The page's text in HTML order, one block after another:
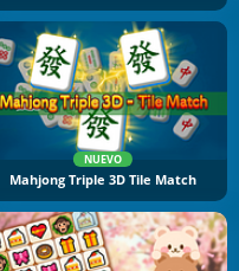
NUEVO
Mahjong Triple 3D Tile Match